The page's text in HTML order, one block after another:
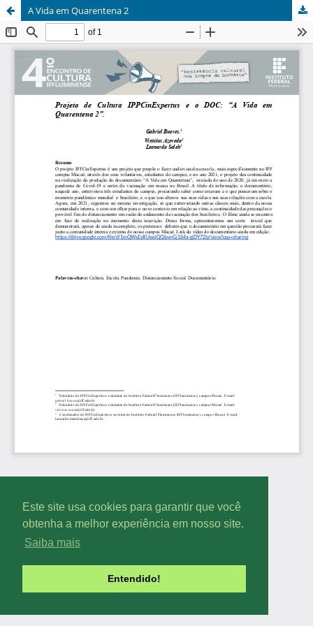
Este site usa cookies para garantir que você
obtenha a melhor experiência em nosso site.
Saiba mais
Entendido!
A Vida em Quarentena 2